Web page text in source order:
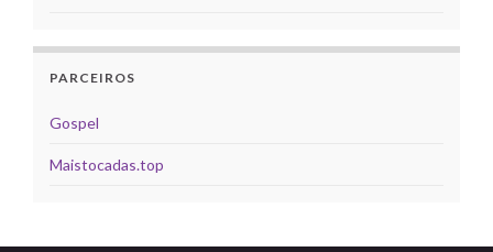
PARCEIROS
Gospel
Maistocadas.top